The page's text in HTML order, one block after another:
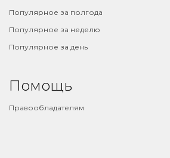
Популярное за полгода
Популярное за неделю
Популярное за день
Помощь
Правообладателям